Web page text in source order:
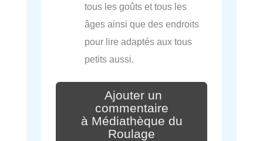
tous les goûts et tous les
âges ainsi que des endroits
pour lire adaptés aux tous
petits aussi.
Ajouter un
commentaire
à Médiathèque du
Roulage